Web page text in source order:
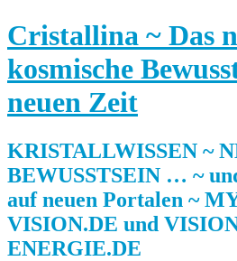
Zum
Inhalt
springen
Cristallina ~ Das
kosmische
neuen Zeit
KRISTALLWISSEN ~
BEWUSSTSEIN … ~
auf neuen Portalen ~
VISION.DE und
ENERGIE.DE